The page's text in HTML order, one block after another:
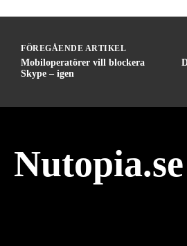
FÖREGÅENDE ARTIKEL
Mobiloperatörer vill blockera
Skype – igen
Nutopia.se